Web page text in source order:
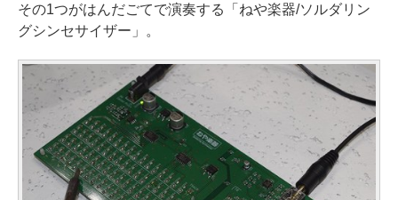
その1つがはんだごてで演奏する「ねや楽器/ソルダリン
グシンセサイザー」。